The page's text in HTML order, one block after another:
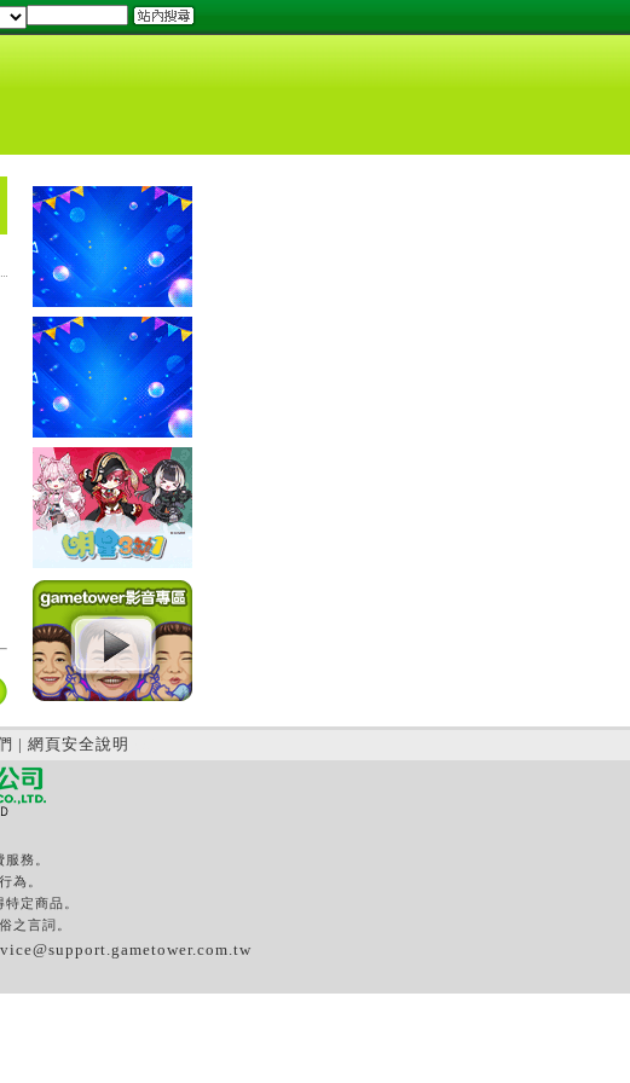
| 網頁安全說明
務。
為。
定商品。
之言詞。